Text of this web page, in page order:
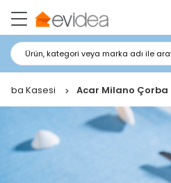
Ürün, kategori veya marka adı ile
Kasesi Acar Milano Çorba